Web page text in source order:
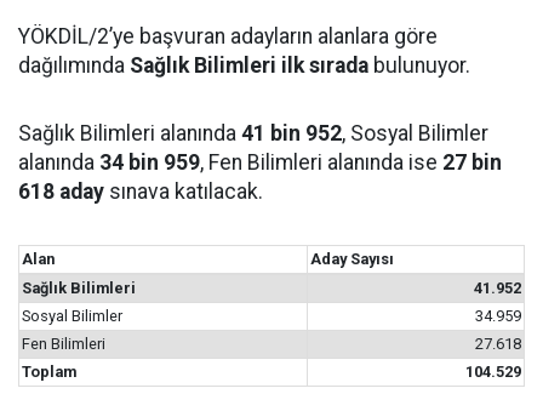
YÖKDİL/2’ye başvuran adayların alanlara göre
dağılımında Sağlık Bilimleri ilk sırada bulunuyor.
Sağlık Bilimleri alanında 41 bin 952, Sosyal Bilimler
alanında 34 bin 959, Fen Bilimleri alanında ise 27 bin
618 aday sınava katılacak.
Alan
Aday Sayısı
Sağlık Bilimleri
41.952
Sosyal Bilimler
34.959
Fen Bilimleri
27.618
Toplam
104.529